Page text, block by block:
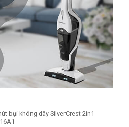
bụi không dây SilverCrest 2in1